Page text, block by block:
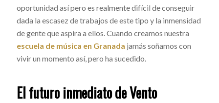
oportunidad así pero es realmente difícil de conseguir
dada la escasez de trabajos de este tipo y la inmensidad
de gente que aspira a ellos. Cuando creamos nuestra
escuela de música en Granada jamás soñamos con
vivir un momento así, pero ha sucedido.
El futuro inmediato de Vento